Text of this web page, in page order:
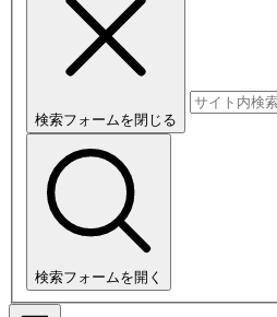
検索フォームを閉じる
検索フォームを開く